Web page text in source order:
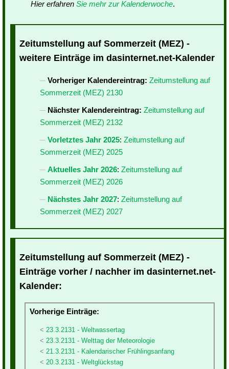
Hier erfahren Sie mehr zur Kalenderwoche.
Zeitumstellung auf Sommerzeit (MEZ) -
weitere Einträge im dasinternet.net-Kalender
Vorheriger Kalendereintrag: Zeitumstellung auf
Sommerzeit (MEZ) 2130
Nächster Kalendereintrag: Zeitumstellung auf
Sommerzeit (MEZ) 2132
Vorletztes Jahr 2025: Zeitumstellung auf
Sommerzeit (MEZ) 2025
Aktuelles Jahr 2026: Zeitumstellung auf
Sommerzeit (MEZ) 2026
Nächstes Jahr 2027: Zeitumstellung auf
Sommerzeit (MEZ) 2027
Zeitumstellung auf Sommerzeit (MEZ) -
Einträge vorher / nachher im dasinternet.net-
Kalender:
Vorherige Einträge:
23.3.2131 - Weltwassertag
23.3.2131 - Welttag der Meteorologie
21.3.2131 - Kalendarischer Frühlingsanfang
20.3.2131 - Weltglückstag